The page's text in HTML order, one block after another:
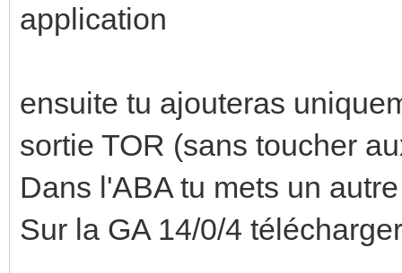
application
ensuite tu ajouteras
sortie TOR (sans toucher
Dans l'ABA tu mets un
Sur la GA 14/0/4